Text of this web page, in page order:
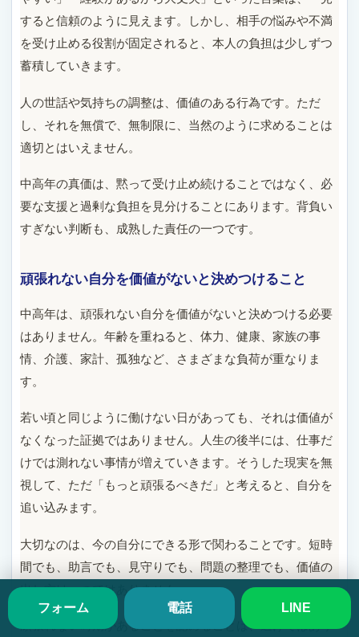
すると信頼のように見えます。しかし、相手の悩みや不満
を受け止める役割が固定されると、本人の負担は少しずつ
蓄積していきます。
人の世話や気持ちの調整は、価値のある行為です。ただ
し、それを無償で、無制限に、当然のように求めることは
適切とはいえません。
中高年の真価は、黙って受け止め続けることではなく、必
要な支援と過剰な負担を見分けることにあります。背負い
すぎない判断も、成熟した責任の一つです。
頑張れない自分を価値がないと決めつけること
中高年は、頑張れない自分を価値がないと決めつける必要
はありません。年齢を重ねると、体力、健康、家族の事
情、介護、家計、孤独など、さまざまな負荷が重なりま
す。
若い頃と同じように働けない日があっても、それは価値が
なくなった証拠ではありません。人生の後半には、仕事だ
けでは測れない事情が増えていきます。そうした現実を無
視して、ただ「もっと頑張るべきだ」と考えると、自分を
追い込みます。
大切なのは、今の自分にできる形で関わることです。短時
間でも、助言でも、見守りでも、問題の整理でも、価値の
出し方は一つではありません。
頑張れない時期があることを認めることは、逃げではあり
フォーム 電話 LINE